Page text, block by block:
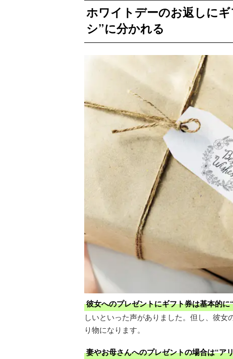
ホワイトデーのお返しに
シ”に分かれる
彼女へのプレゼントにギフト券は基本的に
しいといった声がありました。但し、彼
り物になります。
妻やお母さんへのプレゼントの場合は“ア